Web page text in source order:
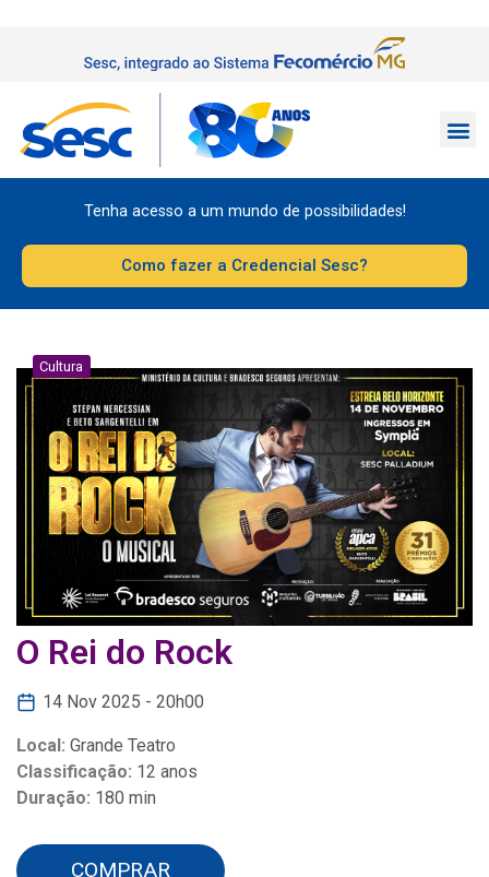
Tenha acesso a um mundo de possibilidades!
Como fazer a Credencial Sesc?
Cultura
O Rei do Rock
14 Nov 2025 - 20h00
Local: Grande Teatro
Classificação: 12 anos
Duração: 180 min
COMPRAR